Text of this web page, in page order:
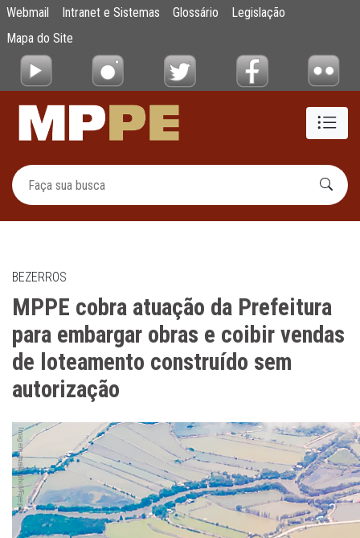
Pular para o Conteúdo principal
MPPE cobra atuação da Prefeitura para
Webmail Intranet e Sistemas Glossário
Legislação
Mapa do Site
BEZERROS
MPPE cobra atuação da Prefeitura
para embargar obras e coibir vendas
de loteamento construído sem
autorização